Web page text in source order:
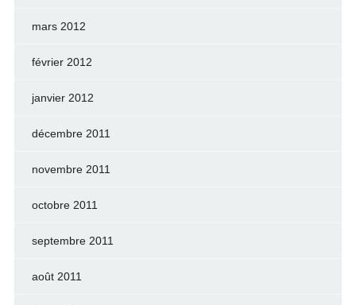
mars 2012
février 2012
janvier 2012
décembre 2011
novembre 2011
octobre 2011
septembre 2011
août 2011